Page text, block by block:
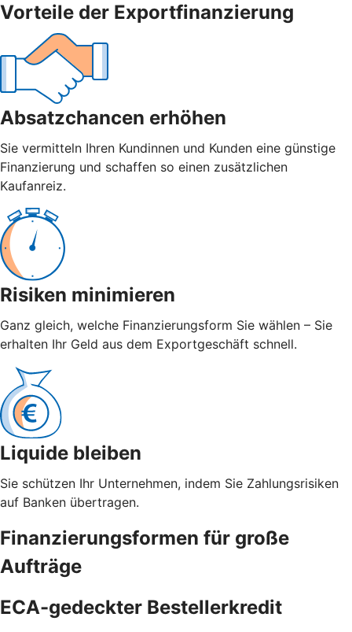
Vorteile der Exportfinanzierung
Absatzchancen erhöhen
Sie vermitteln Ihren Kundinnen und Kunden eine günstige
Finanzierung und schaffen so einen zusätzlichen
Kaufanreiz.
Risiken minimieren
Ganz gleich, welche Finanzierungsform Sie wählen – Sie
erhalten Ihr Geld aus dem Exportgeschäft schnell.
Liquide bleiben
Sie schützen Ihr Unternehmen, indem Sie Zahlungsrisiken
auf Banken übertragen.
Finanzierungsformen für große
Aufträge
ECA-gedeckter Bestellerkredit